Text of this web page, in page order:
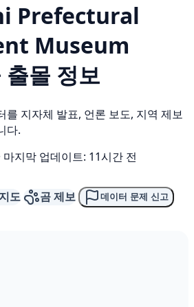
Prefectural
Museum
출몰 정보
를 지자체 발표, 언론 보도, 지역 제보
다.
마지막 업데이트: 11시간 전
도 곰 제보 데이터 문제 신고